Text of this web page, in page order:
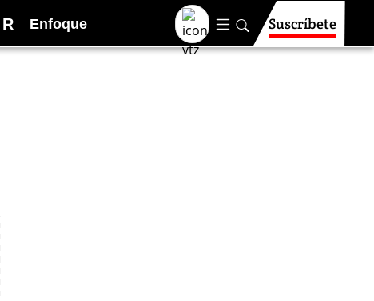
R Enfoque Suscríbete